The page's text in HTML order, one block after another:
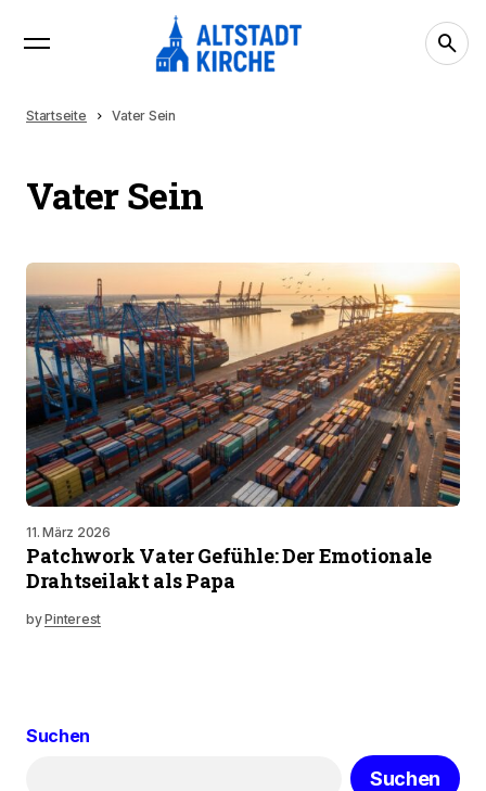
Startseite Vater Sein
Vater Sein
11. März 2026
Patchwork Vater Gefühle: Der Emotionale
Drahtseilakt als Papa
byPinterest
Suchen
Suchen